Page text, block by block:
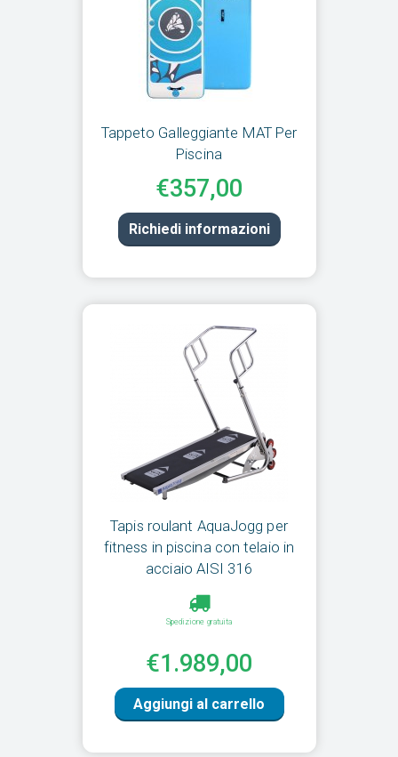
Tappeto Galleggiante MAT Per
Piscina
€357,00
Richiedi informazioni
Tapis roulant AquaJogg per
fitness in piscina con telaio in
acciaio AISI 316
Spedizione gratuita
€1.989,00
Aggiungi al carrello